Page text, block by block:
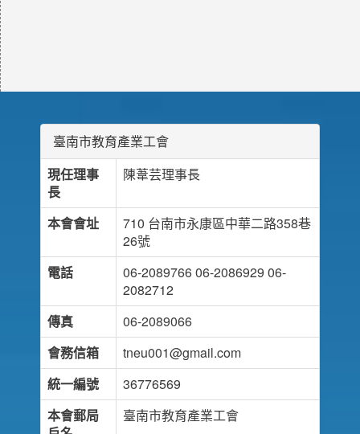
臺南市教育產業工會
現任理事
長
陳葦芸理事長
本會會址
710 台南市永康區中華二路358巷
26號
電話
06-2089766 06-2086929 06-
2082712
傳真
06-2089066
會務信箱
tneu001@gmail.com
統一編號
36776569
本會郵局
臺南市教育產業工會